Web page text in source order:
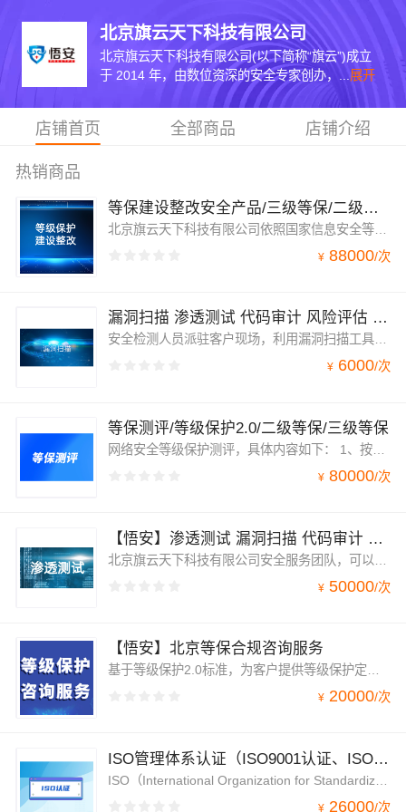
北京旗云天下科技有限公司
北京旗云天下科技有限公司(以下简称“旗云”)成立
于 2014 年，由数位资深的安全专家创办，... 展开
店铺首页 全部商品 店铺介绍
热销商品
等保建设整改安全产品/三级等保/二级等保
北京旗云天下科技有限公司依照国家信息安全等级保护基本要求，对客户信息系统提供整改建设服务，包括：差距分析、整改方案制定并实施加固。
¥ 88000/次
漏洞扫描 渗透测试 代码审计 风险评估 验收测试
安全检测人员派驻客户现场，利用漏洞扫描工具对评估目标范围内对象进行漏洞扫描，出具漏洞扫描报告并提出相应的漏洞修复建议。服务范围：应用系统、主机、数据库、中间件等。
¥ 6000/次
等保测评/等级保护2.0/二级等保/三级等保
网络安全等级保护测评，具体内容如下： 1、按照等级保护2.0的基本要求，通过访谈、上机核查、漏洞扫描方式，对服务系统的网络安全、主机安全、应用安全、数据安全及安全管理方面进行测试评估，输出《差距分析报告》。2、提供安全整改方案建议和安全整改建设指导服务。3、甲方根据差距测评报告与安全整改建议实施安全整改后，再次对信息系统进行测试评估。4、输出《网络安全等级保护测评报告》
¥ 80000/次
【悟安】渗透测试 漏洞扫描 代码审计 风险评估
¥ 50000/次
【悟安】北京等保合规咨询服务
基于等级保护2.0标准，为客户提供等级保护定级、备案服务，交付定级报告和备案表，并协助完成专家评审。还协助定级后的差距分析、安全整改、等保测评等辅助工作。
¥ 20000/次
ISO管理体系认证（ISO9001认证、ISO27001认证）
¥ 26000/次